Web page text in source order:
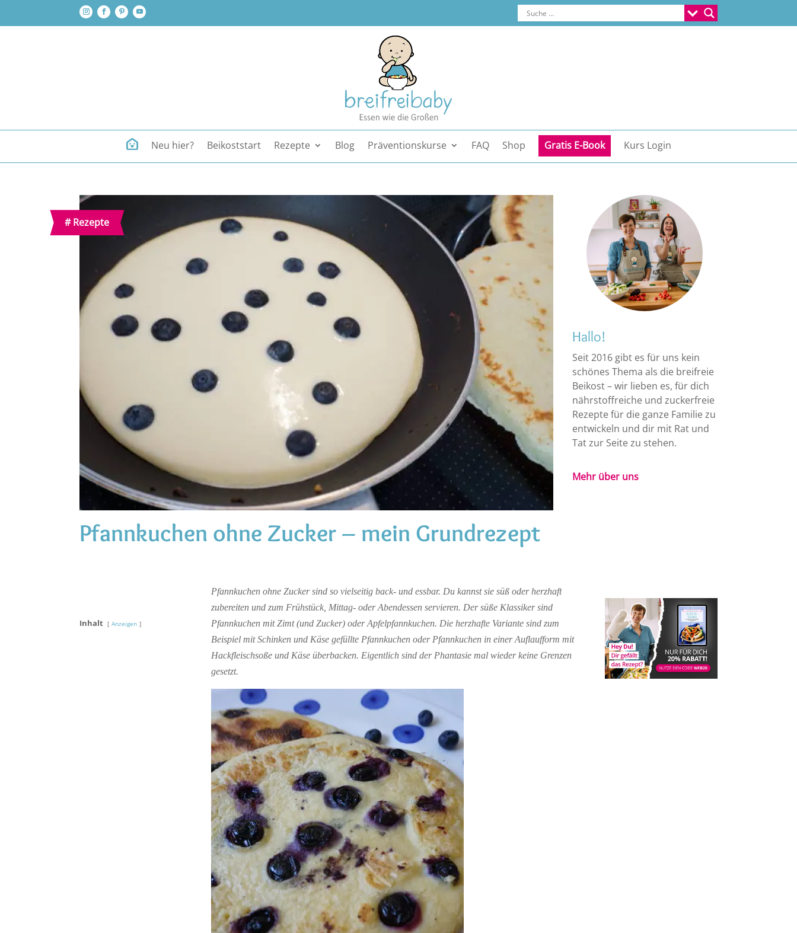
Neu hier? Beikoststart Rezepte Blog Präventionskurse FAQ Shop Gratis E-Book Kurs Login
#Rezepte
Pfannkuchen ohne Zucker – mein Grundrezept
Hallo!
Seit 2016 gibt es für uns kein
schönes Thema als die breifreie
Beikost – wir lieben es, für dich
nährstoffreiche und zuckerfreie
Rezepte für die ganze Familie zu
entwickeln und dir mit Rat und
Tat zur Seite zu stehen.
Mehr über uns
Inhalt Anzeigen
Pfannkuchen ohne Zucker sind so vielseitig back- und essbar. Du kannst sie süß oder herzhaft
zubereiten und zum Frühstück, Mittag- oder Abendessen servieren. Der süße Klassiker sind
Pfannkuchen mit Zimt (und Zucker) oder Apfelpfannkuchen. Die herzhafte Variante sind zum
Beispiel mit Schinken und Käse gefüllte Pfannkuchen oder Pfannkuchen in einer Auflaufform mit
Hackfleischsoße und Käse überbacken. Eigentlich sind der Phantasie mal wieder keine Grenzen
gesetzt.